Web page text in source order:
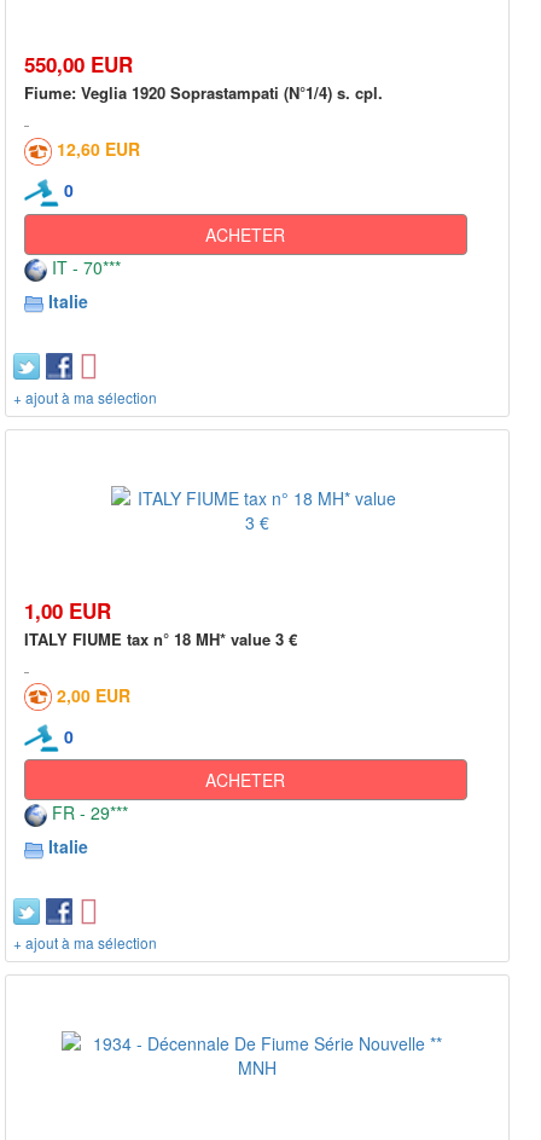
550,00 EUR
Fiume: Veglia 1920 Soprastampati (N°1/4) s. cpl.
12,60 EUR
0
ACHETER
IT - 70***
Italie
+ ajout à ma sélection
1,00 EUR
ITALY FIUME tax n° 18 MH* value 3 €
2,00 EUR
0
ACHETER
FR - 29***
Italie
+ ajout à ma sélection